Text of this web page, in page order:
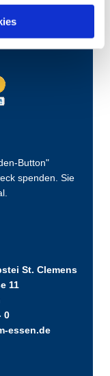
Button"
spenden. Sie
St. Clemens
11
0
essen.de